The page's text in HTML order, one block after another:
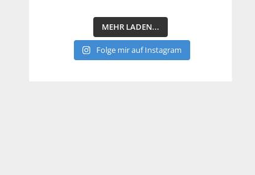
MEHR LADEN...
Folge mir auf Instagram